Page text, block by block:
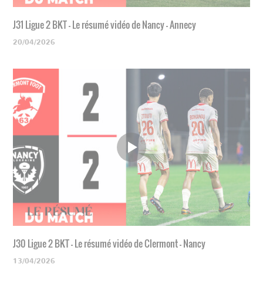
J31 Ligue 2 BKT - Le résumé vidéo de Nancy - Annecy
20/04/2026
J30 Ligue 2 BKT - Le résumé vidéo de Clermont - Nancy
13/04/2026